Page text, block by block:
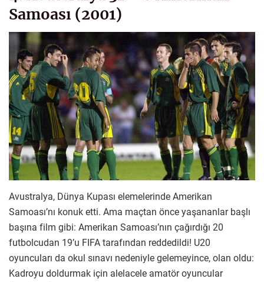
Samoası (2001)
Avustralya, Dünya Kupası elemelerinde Amerikan
Samoası’nı konuk etti. Ama maçtan önce yaşananlar başlı
başına film gibi: Amerikan Samoası’nın çağırdığı 20
futbolcudan 19’u FIFA tarafından reddedildi! U20
oyuncuları da okul sınavı nedeniyle gelemeyince, olan oldu:
Kadroyu doldurmak için alelacele amatör oyuncular